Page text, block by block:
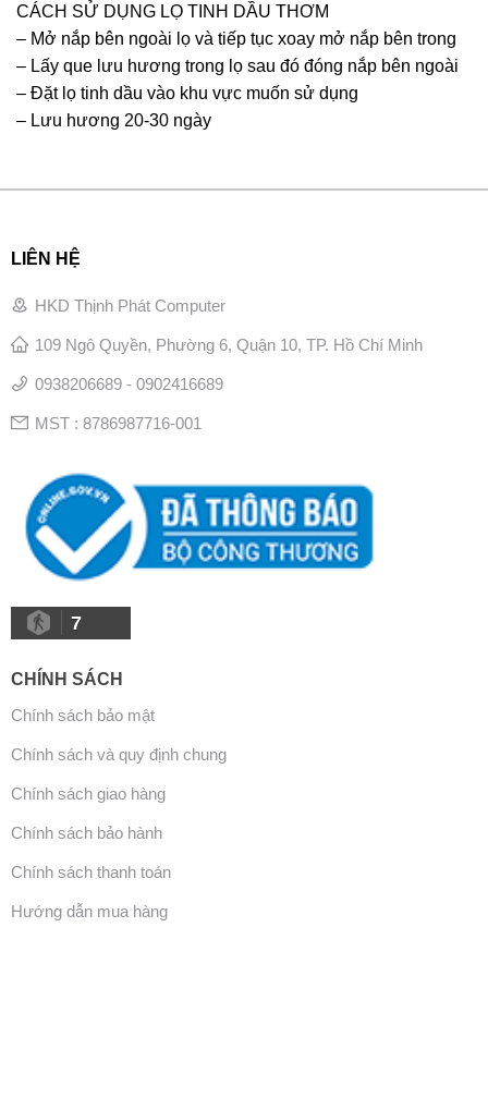
CÁCH SỬ DỤNG LỌ TINH DẦU THƠM
– Mở nắp bên ngoài lọ và tiếp tục xoay mở nắp bên trong
– Lấy que lưu hương trong lọ sau đó đóng nắp bên ngoài
– Đặt lọ tinh dầu vào khu vực muốn sử dụng
– Lưu hương 20-30 ngày
LIÊN HỆ
HKD Thịnh Phát Computer
109 Ngô Quyền, Phường 6, Quận 10, TP. Hồ Chí Minh
0938206689 - 0902416689
MST : 8786987716-001
7
CHÍNH SÁCH
Chính sách bảo mật
Chính sách và quy định chung
Chính sách giao hàng
Chính sách bảo hành
Chính sách thanh toán
Hướng dẫn mua hàng